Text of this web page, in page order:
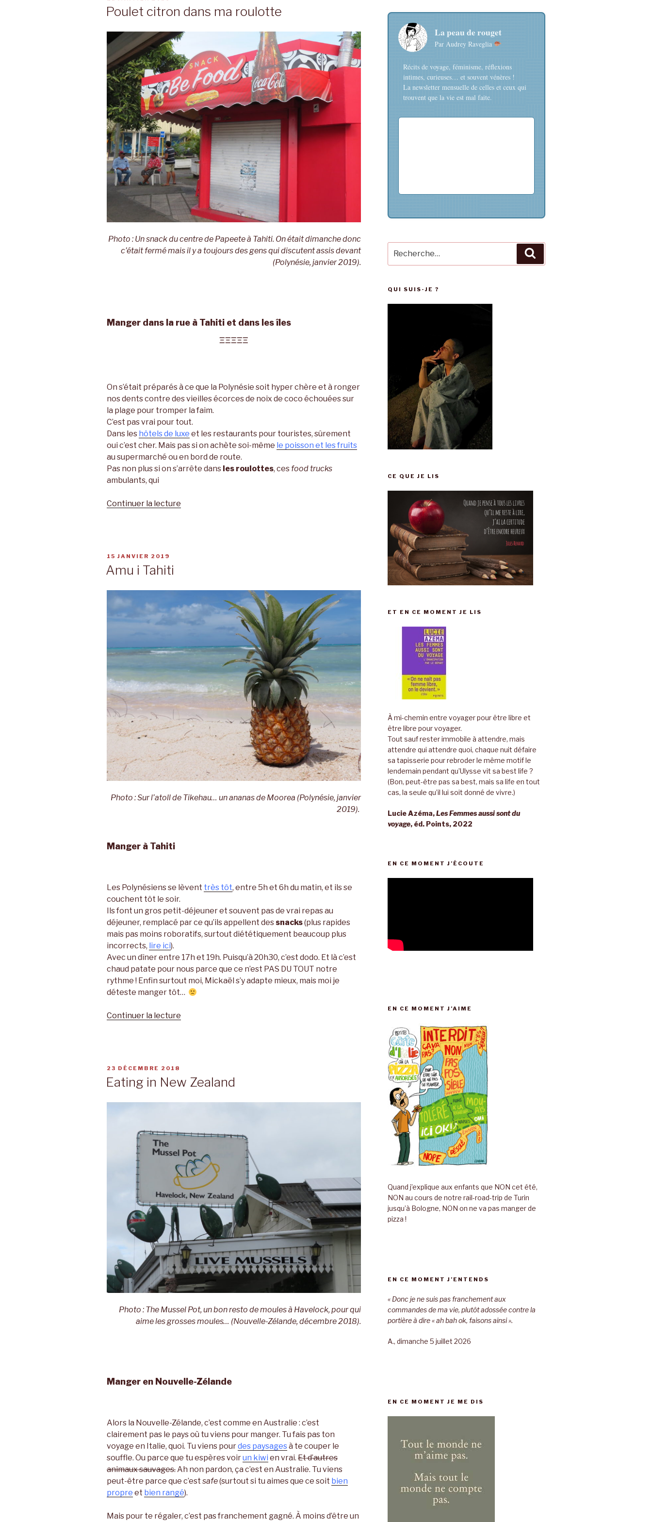
LE
Poulet citron dans ma roulotte
Photo : Un snack du centre de Papeete à Tahiti. On était dimanche donc
c’était fermé mais il y a toujours des gens qui discutent assis devant
(Polynésie, janvier 2019).
Manger dans la rue à Tahiti et dans les îles
ΞΞΞΞΞ
On s’était préparés à ce que la Polynésie soit hyper chère et à ronger
nos dents contre des vieilles écorces de noix de coco échouées sur
la plage pour tromper la faim.
C’est pas vrai pour tout.
Dans les hôtels de luxe et les restaurants pour touristes, sûrement
oui c’est cher. Mais pas si on achète soi-même le poisson et les fruits
au supermarché ou en bord de route.
Pas non plus si on s’arrête dans les roulottes, ces food trucks
ambulants, qui
Continuer la lecture
PUBLIÉ
LE
15 JANVIER 2019
Amu i Tahiti
Photo : Sur l’atoll de Tikehau… un ananas de Moorea (Polynésie, janvier
2019).
Manger à Tahiti
Les Polynésiens se lèvent très tôt, entre 5h et 6h du matin, et ils se
couchent tôt le soir.
Ils font un gros petit-déjeuner et souvent pas de vrai repas au
déjeuner, remplacé par ce qu’ils appellent dessnacks(plus rapides
mais pas moins roboratifs, surtout diététiquement beaucoup plus
incorrects, lire ici).
Avec un dîner entre 17h et 19h. Puisqu’à 20h30, c’est dodo. Et là c’est
chaud patate pour nous parce que ce n’est PAS DU TOUT notre
rythme ! Enfin surtout moi, Mickaël s’y adapte mieux, mais moi je
déteste manger tôt…
Continuer la lecture
PUBLIÉ
LE
23 DÉCEMBRE 2018
Eating in New Zealand
Photo : The Mussel Pot, un bon resto de moules à Havelock, pour qui
aime les grosses moules… (Nouvelle-Zélande, décembre 2018).
Manger en Nouvelle-Zélande
Alors la Nouvelle-Zélande, c’est comme en Australie : c’est
clairement pas le pays où tu viens pour manger. Tu fais pas ton
voyage en Italie, quoi. Tu viens pourdes paysagesà te couper le
souffle. Ou parce que tu espères voirun kiwi en vrai. Et d’autres
animaux sauvages.Ah non pardon, ça c’est en Australie. Tu viens
peut-être parce que c’est safe(surtout si tu aimes que ce soit bien
propre et bien rangé).
Mais pour te régaler, c’est pas franchement gagné. À moins d’être un
La peau de rouget
Par Audrey Raveglia
Récits de voyage, féminisme, réflexions
intimes, curieuses… et souvent vénères !
La newsletter mensuelle de celles et ceux qui
trouvent que la vie est mal faite.
pour
QUI SUIS-JE ?
CE QUE JE LIS
ET EN CE MOMENT JE LIS
À mi-chemin entre voyager pour être libre et
être libre pour voyager.
Tout sauf rester immobile à attendre, mais
attendre qui attendre quoi, chaque nuit défaire
sa tapisserie pour rebroder le même motif le
lendemain pendant qu’Ulysse vit sa best life ?
(Bon, peut-être pas sa best, mais sa life en tout
cas, la seule qu’il lui soit donné de vivre.)
Lucie Azéma,Les Femmes aussi sont du
voyage, éd. Points, 2022
EN CE MOMENT J’ÉCOUTE
EN CE MOMENT J’AIME
Quand j’explique aux enfants que NON cet été,
NON au cours de notre rail-road-trip de Turin
jusqu’à Bologne, NON on ne va pas manger de
pizza !
EN CE MOMENT J’ENTENDS
« Donc je ne suis pas franchement aux
commandes de ma vie, plutôt adossée contre la
portière à dire « ah bah ok, faisons ainsi ».
A., dimanche 5 juillet 2026
EN CE MOMENT JE ME DIS